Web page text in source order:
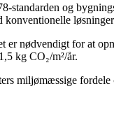
standarden og
konventionelle løsninger
nødvendigt for at
kg CO₂/m²/år.
miljømæssige